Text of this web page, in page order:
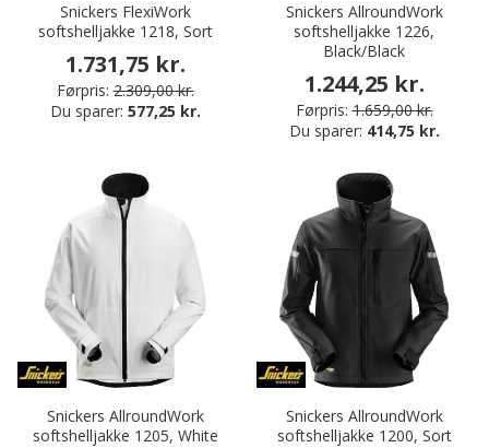
Snickers FlexiWork
softshelljakke 1218, Sort
1.731,75 kr.
Førpris: 2.309,00 kr.
Du sparer: 577,25 kr.
Snickers AllroundWork
softshelljakke 1226,
Black/Black
1.244,25 kr.
Førpris: 1.659,00 kr.
Du sparer: 414,75 kr.
Snickers AllroundWork
softshelljakke 1205, White
Snickers AllroundWork
softshelljakke 1200, Sort